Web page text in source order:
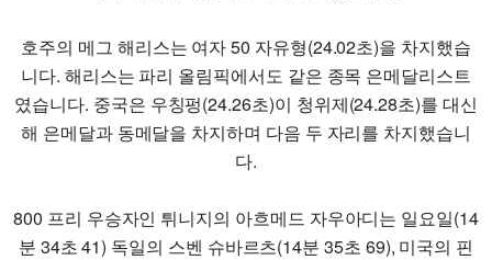
호주의 메그 해리스는 여자 50 자유형(24.02초)을 차지했습
니다. 해리스는 파리 올림픽에서도 같은 종목 은메달리스트
였습니다. 중국은 우칭펑(24.26초)이 청위제(24.28초)를 대신
해 은메달과 동메달을 차지하며 다음 두 자리를 차지했습니
다.
800 프리 우승자인 튀니지의 아흐메드 자우아디는 일요일(14
분 34초 41) 독일의 스벤 슈바르츠(14분 35초 69), 미국의 핀